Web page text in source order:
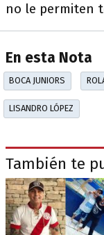
no le permiten
En esta Nota
BOCA JUNIORS
LISANDRO LÓPEZ
También te